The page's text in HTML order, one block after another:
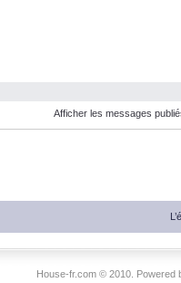
Afficher les messages
House-fr.com © 2010. Powered